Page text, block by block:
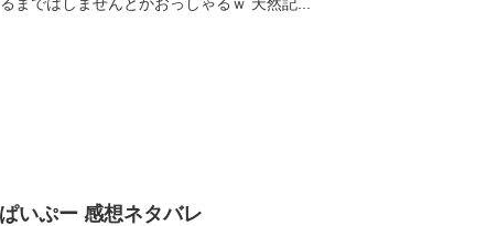
いぷー 感想ネタバレ